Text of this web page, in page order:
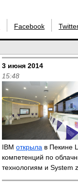
Facebook
3 июня 2014
15:48
IBMоткрыла в Пекине
компетенций по
технологиям и System